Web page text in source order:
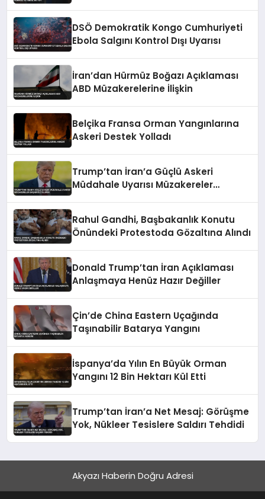
DSÖ Demokratik Kongo Cumhuriyeti
Ebola Salgını Kontrol Dışı Uyarısı
İran’dan Hürmüz Boğazı Açıklaması
ABD Müzakerelerine İlişkin
Belçika Fransa Orman Yangınlarına
Askeri Destek Yolladı
Trump’tan İran’a Güçlü Askeri
Müdahale Uyarısı Müzakereler
Rahul Gandhi, Başbakanlık Konutu
Önündeki Protestoda Gözaltına Alındı
Donald Trump’tan İran Açıklaması
Anlaşmaya Henüz Hazır Değiller
Çin’de China Eastern Uçağında
Taşınabilir Batarya Yangını
İspanya’da Yılın En Büyük Orman
Yangını 12 Bin Hektarı Kül Etti
Trump’tan İran’a Net Mesaj: Görüşme
Yok, Nükleer Tesislere Saldırı Tehdidi
Akyazı Haberin Doğru Adresi